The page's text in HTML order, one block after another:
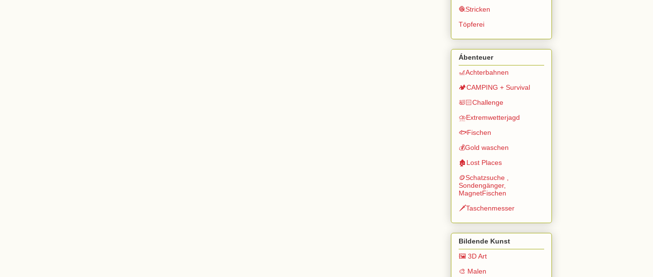
🧶Stricken
Töpferei
Ábenteuer
🎢Achterbahnen
🏕️CAMPING + Survival
🛀🏻Challenge
⛈️Extremwetterjagd
🐟Fischen
💰Gold waschen
🏚️Lost Places
🪙Schatzsuche ,
Sondengänger,
MagnetFischen
🗡️Taschenmesser
Bildende Kunst
🖼️ 3D Art
🎨 Malen